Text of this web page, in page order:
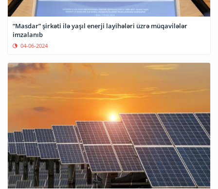
“Masdar” şirkəti ilə yaşıl enerji layihələri üzrə müqavilələr
imzalanıb
04-06-2024